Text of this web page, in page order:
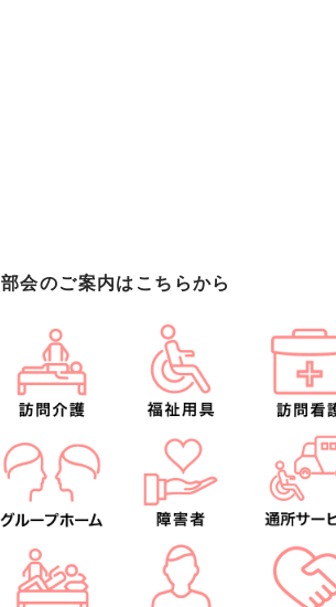
部会のご案内はこちらから